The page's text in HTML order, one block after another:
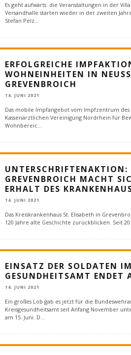
Es geht aufwärts: die Veranstaltungen in der
Versandhalle starten wieder in der zweiten
Stefan Pelz
ERFOLGREICHE IMPFAKTION
OHNEINHEITEN IN NEUSS
REVENBROICH
14. JUNI 2021
Das mobile Impfangebot vom Impfzentrum des
Kassenärztlichen Vereinigung Nordrhein für
Wohnbereic
UNTERSCHRIFTENAKTION:
GREVENBROICH MACHT
ERHALT DES
14. JUNI 2021
Das Kreiskrankenhaus St. Elisabeth in
120 Jahre alte Geschichte zurückblicken. Seit
EINSATZ DER SOLDATEN IM
GESUNDHEITSAMT ENDET
14. JUNI 2021
Ein großes Lob gab es jetzt für die
Kreisgesundheitsamt seit Anfang November
am 15. Juni. D...